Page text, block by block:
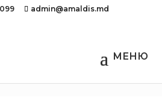
admin@amaldis.md
/ Наколенник